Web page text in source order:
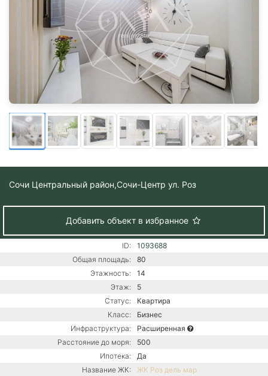
Сочи Центральный район,Сочи-Центр ул. Роз
Добавить объект в избранное
ID:
1093688
Общая площадь:
80
Этажность:
14
Этаж:
5
Статус:
Квартира
Класс:
Бизнес
Инфраструктура:
Расширенная
Расстояние до моря:
500
Ипотека:
Да
Название ЖК:
ЖК Роз дель мар